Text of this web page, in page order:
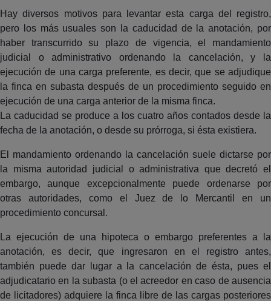
Hay diversos motivos para levantar esta carga del registro,
pero los más usuales son la caducidad de la anotación, por
haber transcurrido su plazo de vigencia, el mandamiento
judicial o administrativo ordenando la cancelación, y la
ejecución de una carga preferente, es decir, que se adjudique
la finca en subasta después de un procedimiento seguido en
ejecución de una carga anterior de la misma finca.
La caducidad se produce a los cuatro años contados desde la
fecha de la anotación, o desde su prórroga, si ésta existiera.
El mandamiento ordenando la cancelación suele dictarse por
la misma autoridad judicial o administrativa que decretó el
embargo, aunque excepcionalmente puede ordenarse por
otras autoridades, como el Juez de lo Mercantil en un
procedimiento concursal.
La ejecución de una hipoteca o embargo preferentes a la
anotación, es decir, que ingresaron en el registro antes,
también puede dar lugar a la cancelación de ésta, pues el
adjudicatario en la subasta (o el acreedor en caso de ausencia
de licitadores) adquiere la finca libre de las cargas posteriores